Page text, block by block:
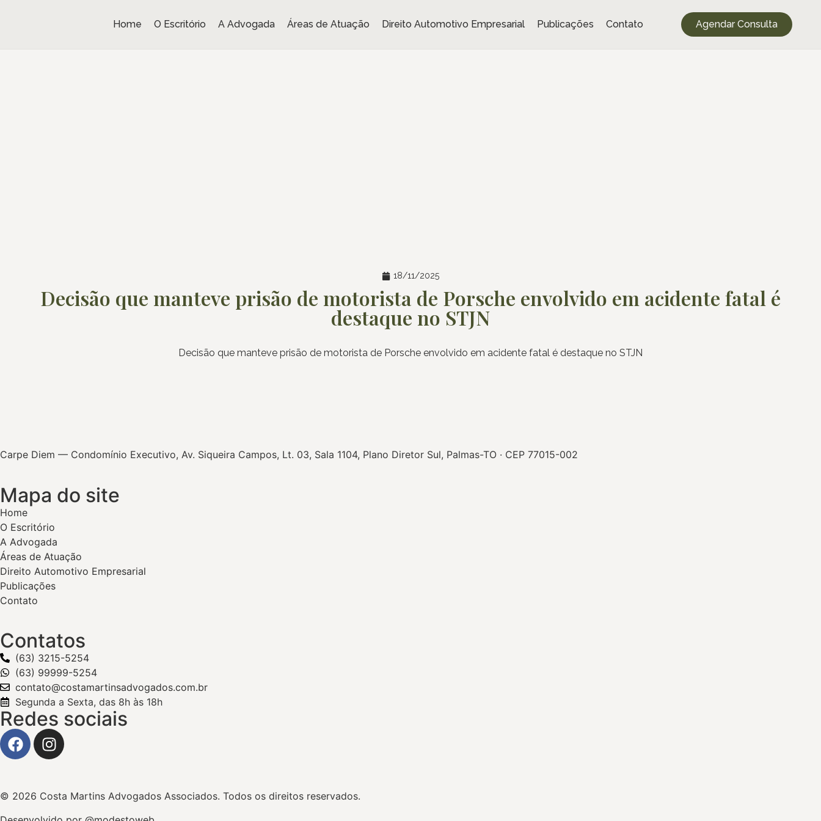
Home O Escritório A Advogada Áreas de Atuação Direito Automotivo Empresarial Publicações Contato Agendar Consulta
18/11/2025
Decisão que manteve prisão de motorista de Porsche envolvido em acidente fatal é
destaque no STJN
Decisão que manteve prisão de motorista de Porsche envolvido em acidente fatal é destaque no STJN
Carpe Diem — Condomínio Executivo, Av. Siqueira Campos, Lt. 03, Sala 1104, Plano Diretor Sul, Palmas-TO · CEP 77015-002
Mapa do site
Home
O Escritório
A Advogada
Áreas de Atuação
Direito Automotivo Empresarial
Publicações
Contato
Contatos
(63) 3215-5254
(63) 99999-5254
contato@costamartinsadvogados.com.br
Segunda a Sexta, das 8h às 18h
Redes sociais
© 2026 Costa Martins Advogados Associados. Todos os direitos reservados.